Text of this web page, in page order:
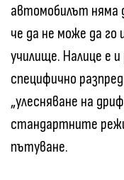
автомобилът няма
че да не може да го
училище. Налице е
специфично
„улесняване на
стандартните
пътуване.